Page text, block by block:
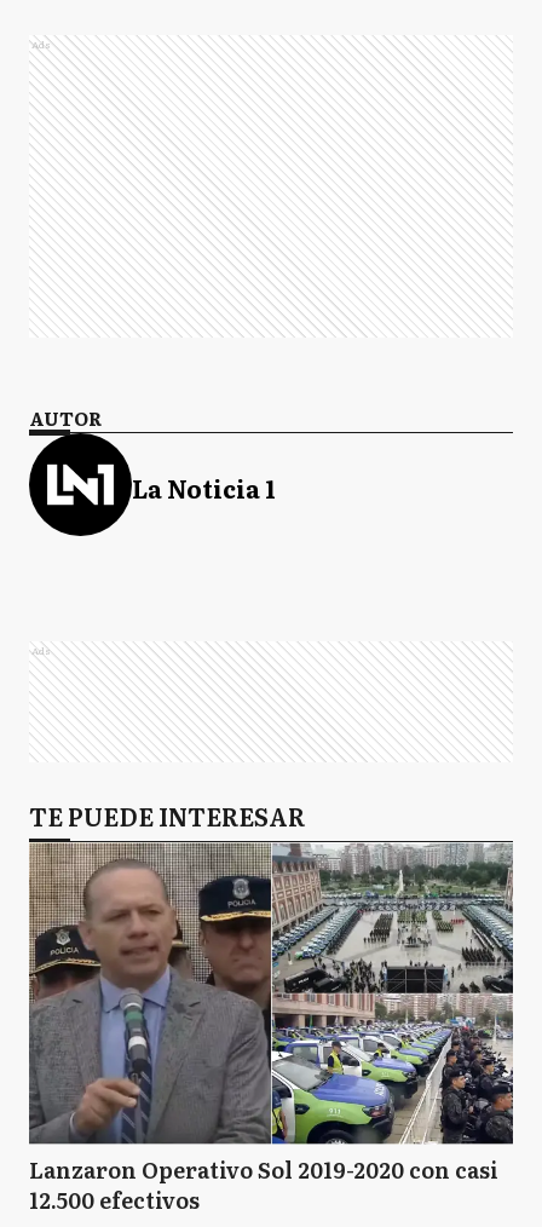
Ads
AUTOR
La Noticia 1
Ads
TE PUEDE INTERESAR
Lanzaron Operativo Sol 2019-2020 con casi
12.500 efectivos